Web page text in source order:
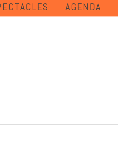
AGENDA